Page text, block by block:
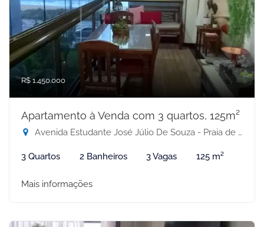
R$ 1.450.000
Apartamento à Venda com 3 quartos, 125m²
Avenida Estudante José Júlio De Souza - Praia de Itaparica, Vila Velha-ES
3 Quartos 2 Banheiros 3 Vagas 125 m²
Mais informações